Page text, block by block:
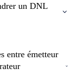
un DNL
entre émetteur